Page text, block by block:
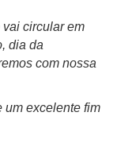
vai circular em
dia da
com nossa
um excelente fim